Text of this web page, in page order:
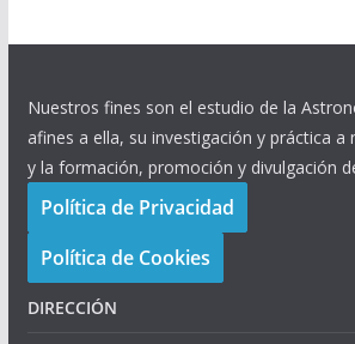
Nuestros fines son el estudio de la
afines a ella, su investigación y práctica a
y la formación, promoción y divulgación
Política de Privacidad
Política de Cookies
DIRECCIÓN